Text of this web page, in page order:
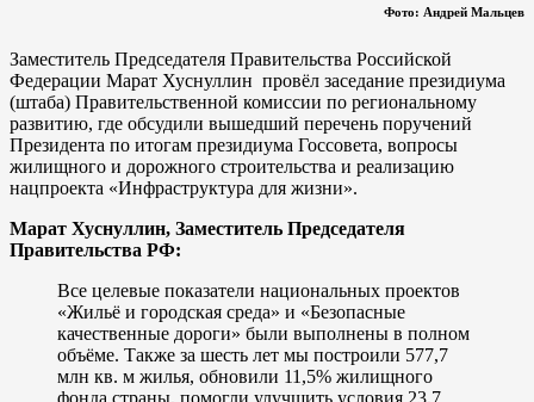
Фото: Андрей Мальцев
Заместитель Председателя Правительства Российской
Федерации Марат Хуснуллин провёл заседание президиума
(штаба) Правительственной комиссии по региональному
развитию, где обсудили вышедший перечень поручений
Президента по итогам президиума Госсовета, вопросы
жилищного и дорожного строительства и реализацию
нацпроекта «Инфраструктура для жизни».
Марат Хуснуллин, Заместитель Председателя
Правительства РФ:
Все целевые показатели национальных проектов
«Жильё и городская среда» и «Безопасные
качественные дороги» были выполнены в полном
объёме. Также за шесть лет мы построили 577,7
млн кв. м жилья, обновили 11,5% жилищного
фонда страны, помогли улучшить условия 23,7